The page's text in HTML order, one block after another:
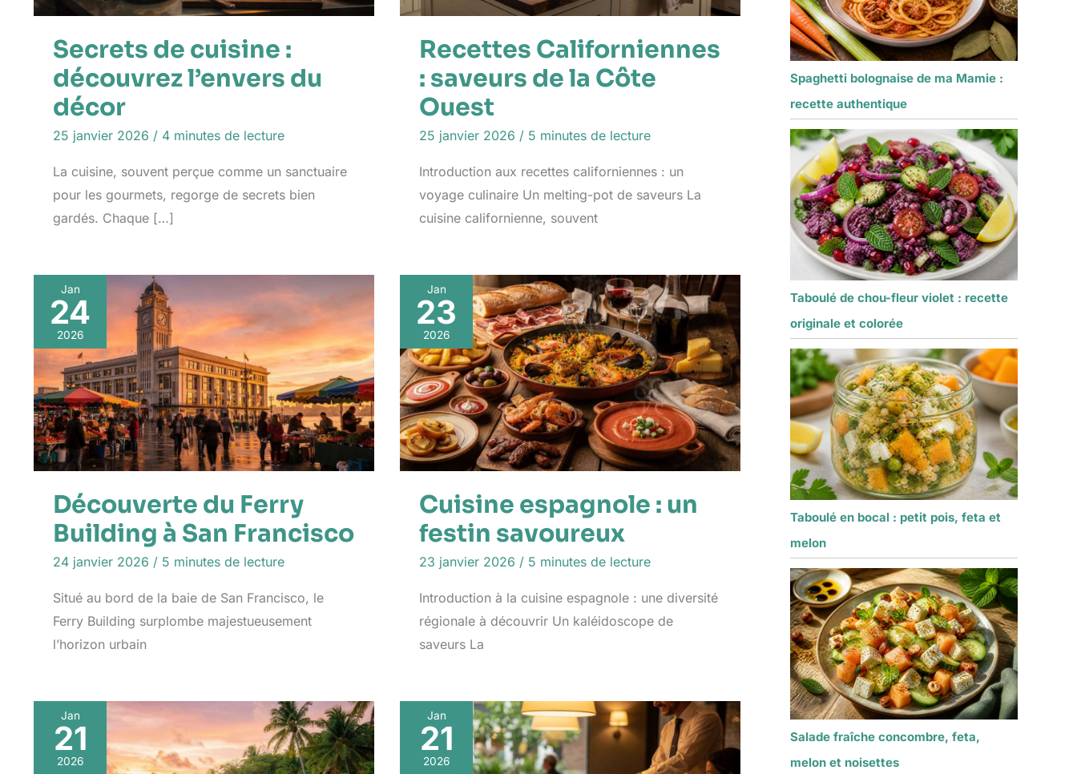
Secrets de cuisine :
découvrez l’envers du
décor
25 janvier 2026 / 4 minutes de lecture
La cuisine, souvent perçue comme un sanctuaire
pour les gourmets, regorge de secrets bien
gardés. Chaque […]
Recettes Californiennes
: saveurs de la Côte
Ouest
25 janvier 2026 / 5 minutes de lecture
Introduction aux recettes californiennes : un
voyage culinaire Un melting-pot de saveurs La
cuisine californienne, souvent
Jan
24
2026
Découverte du Ferry
Building à San Francisco
24 janvier 2026 / 5 minutes de lecture
Situé au bord de la baie de San Francisco, le
Ferry Building surplombe majestueusement
l’horizon urbain
Jan
23
2026
Cuisine espagnole : un
festin savoureux
23 janvier 2026 / 5 minutes de lecture
Introduction à la cuisine espagnole : une diversité
régionale à découvrir Un kaléidoscope de
saveurs La
Jan
21
2026
Jan
21
2026
Spaghetti bolognaise de ma Mamie :
recette authentique
Taboulé de chou-fleur violet : recette
originale et colorée
Taboulé en bocal : petit pois, feta et
melon
Salade fraîche concombre, feta,
melon et noisettes